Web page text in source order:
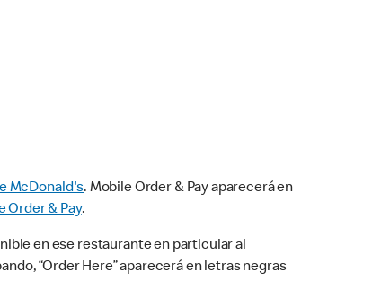
McDonald's. Mobile Order & Pay aparecerá en
Order & Pay.
en ese restaurante en particular al
“Order Here” aparecerá en letras negras